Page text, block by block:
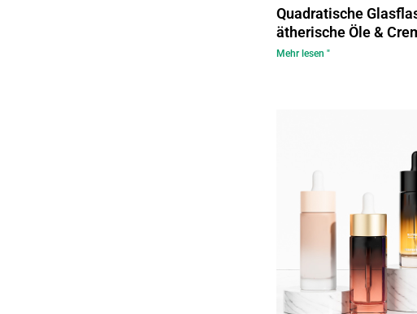
Quadratische
ätherische Öle &
Mehr lesen "